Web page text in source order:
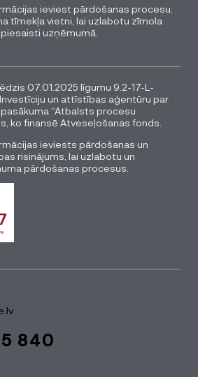
ieviest pārdošanas procesu,
tīmekļa vietni, lai uzlabotu zīmola
uzņēmumā.
07.01.2025 līgumu 9.2-17-L-
un attīstības aģentūru par
“Atbalsts procesu
ko finansē Atveseļošanas fonds.
ieviests pārdošanas un
risinājums, lai uzlabotu un
pārdošanas procesus.
840